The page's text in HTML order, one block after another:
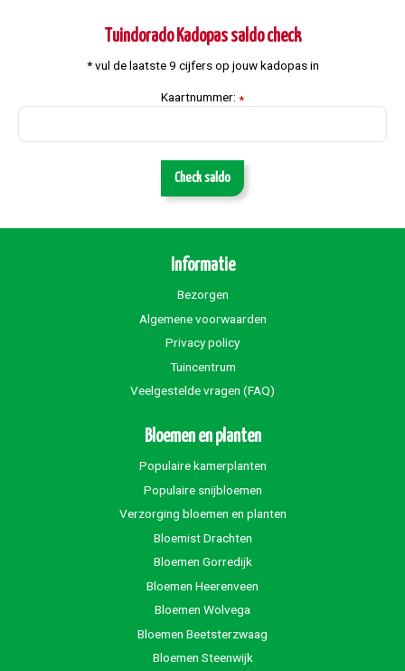
Tuindorado Kadopas saldo check
* vul de laatste 9 cijfers op jouw kadopas in
Kaartnummer: *
Check saldo
Informatie
Bezorgen
Algemene voorwaarden
Privacy policy
Tuincentrum
Veelgestelde vragen (FAQ)
Bloemen en planten
Populaire kamerplanten
Populaire snijbloemen
Verzorging bloemen en planten
Bloemist Drachten
Bloemen Gorredijk
Bloemen Heerenveen
Bloemen Wolvega
Bloemen Beetsterzwaag
Bloemen Steenwijk